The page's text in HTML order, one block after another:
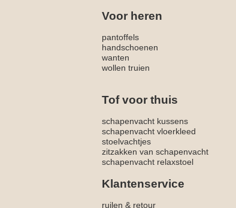
Voor heren
pantoffels
handschoenen
wanten
wollen truien
Tof voor thuis
schapenvacht kussens
schapenvacht vloerkleed
stoelvachtjes
zitzakken van schapenvacht
schapenvacht relaxstoel
Klantenservice
ruilen & retour